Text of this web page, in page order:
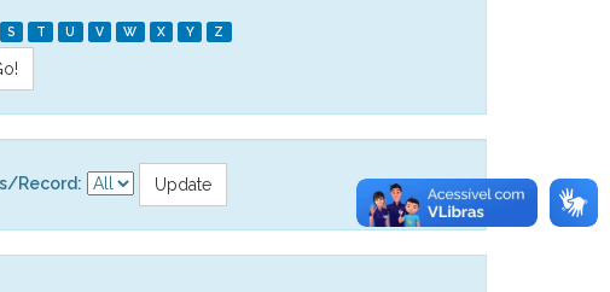
S T U V W X Y Z
Record: